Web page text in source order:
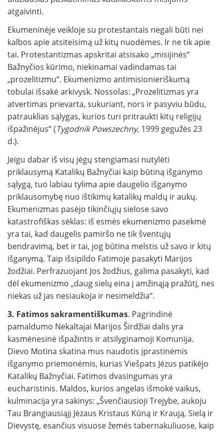
atgaivinti.
Ekumeninėje veikloje su protestantais negali būti nei
kalbos apie atsiteisimą už kitų nuodėmes. Ir ne tik apie
tai. Protestantizmas apskritai atsisako „misijinės“
Bažnyčios kūrimo, niekinamai vadindamas tai
„prozelitizmu“. Ekumenizmo antimisionieriškumą
tobulai išsakė arkivysk. Nossolas: „Prozelitizmas yra
atvertimas prievarta, sukuriant, nors ir pasyviu būdu,
patrauklias sąlygas, kurios turi pritraukti kitų religijų
išpažinėjus“ (Tygodnik Powszechny, 1999 gegužės 23
d.).
Jeigu dabar iš visų jėgų stengiamasi nutylėti
priklausymą Katalikų Bažnyčiai kaip būtiną išganymo
sąlygą, tuo labiau tylima apie daugelio išganymo
priklausomybę nuo ištikimų katalikų maldų ir aukų.
Ekumenizmas pasėjo tikinčiųjų sielose savo
katastrofiškas sėklas: iš esmės ekumenizmo pasekmė
yra tai, kad daugelis pamiršo ne tik šventųjų
bendravimą, bet ir tai, jog būtina melstis už savo ir kitų
išganymą. Taip išsipildo Fatimoje pasakyti Marijos
žodžiai. Perfrazuojant Jos žodžius, galima pasakyti, kad
dėl ekumenizmo „daug sielų eina į amžinąją pražūtį, nes
niekas už jas nesiaukoja ir nesimeldžia“.
3. Fatimos sakramentiškumas. Pagrindinė
pamaldumo Nekaltajai Marijos Širdžiai dalis yra
kasmėnesinė išpažintis ir atsilyginamoji Komunija.
Dievo Motina skatina mus naudotis įprastinėmis
išganymo priemonėmis, kurias Viešpats Jėzus patikėjo
Katalikų Bažnyčiai. Fatimos dvasingumas yra
eucharistinis. Maldos, kurios angelas išmokė vaikus,
kulminacija yra sakinys: „Švenčiausioji Trejybe, aukoju
Tau Brangiausiąjį Jėzaus Kristaus Kūną ir Kraują, Sielą ir
Dievystę, esančius visuose žemės tabernakuliuose, kaip